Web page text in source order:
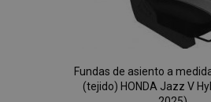
Fundas de asiento a
(tejido) HONDA Jazz V